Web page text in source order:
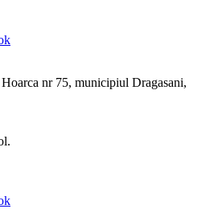
nr 75, municipiul Dragasani,